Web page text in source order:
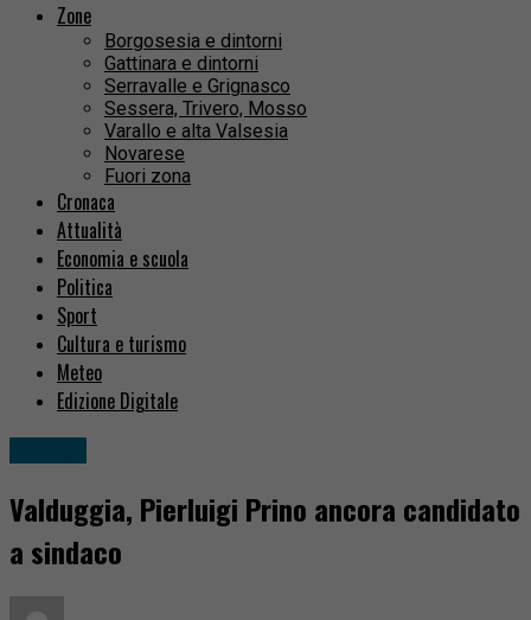
Zone
Borgosesia e dintorni
Gattinara e dintorni
Serravalle e Grignasco
Sessera, Trivero, Mosso
Varallo e alta Valsesia
Novarese
Fuori zona
Cronaca
Attualità
Economia e scuola
Politica
Sport
Cultura e turismo
Meteo
Edizione Digitale
Valduggia, Pierluigi Prino ancora candidato
a sindaco